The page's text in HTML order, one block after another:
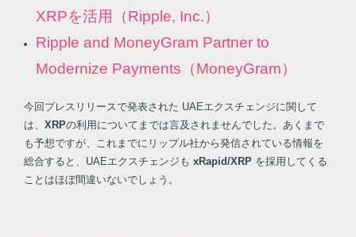
XRPを活用（Ripple, Inc.）
Ripple and MoneyGram Partner to
Modernize Payments（MoneyGram）
今回プレスリリースで発表された UAEエクスチェンジに関して
は、 XRPの利用についてまでは言及されませんでした。あくまで
も予想ですが、これまでにリップル社から発信されている情報を
総合すると、UAEエクスチェンジも xRapid/XRP を採用してくる
ことはほぼ間違いないでしょう。